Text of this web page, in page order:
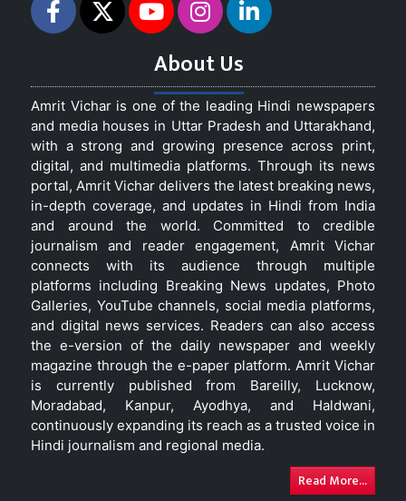
About Us
Amrit Vichar is one of the leading Hindi newspapers
and media houses in Uttar Pradesh and Uttarakhand,
with a strong and growing presence across print,
digital, and multimedia platforms. Through its news
portal, Amrit Vichar delivers the latest breaking news,
in-depth coverage, and updates in Hindi from India
and around the world. Committed to credible
journalism and reader engagement, Amrit Vichar
connects with its audience through multiple
platforms including Breaking News updates, Photo
Galleries, YouTube channels, social media platforms,
and digital news services. Readers can also access
the e-version of the daily newspaper and weekly
magazine through the e-paper platform. Amrit Vichar
is currently published from Bareilly, Lucknow,
Moradabad, Kanpur, Ayodhya, and Haldwani,
continuously expanding its reach as a trusted voice in
Hindi journalism and regional media.
Read More...